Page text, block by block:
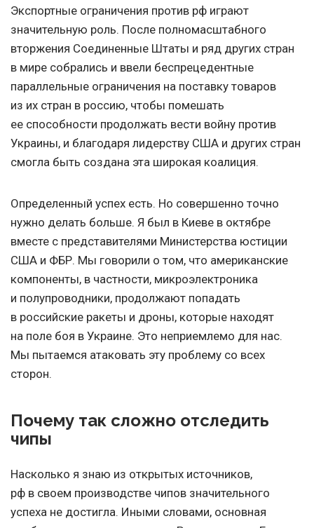
Экспортные ограничения против рф играют
значительную роль. После полномасштабного
вторжения Соединенные Штаты и ряд других стран
в мире собрались и ввели беспрецедентные
параллельные ограничения на поставку товаров
из их стран в россию, чтобы помешать
ее способности продолжать вести войну против
Украины, и благодаря лидерству США и других стран
смогла быть создана эта широкая коалиция.
Определенный успех есть. Но совершенно точно
нужно делать больше. Я был в Киеве в октябре
вместе с представителями Министерства юстиции
США и ФБР. Мы говорили о том, что американские
компоненты, в частности, микроэлектроника
и полупроводники, продолжают попадать
в российские ракеты и дроны, которые находят
на поле боя в Украине. Это неприемлемо для нас.
Мы пытаемся атаковать эту проблему со всех
сторон.
Почему так сложно отследить
чипы
Насколько я знаю из открытых источников,
рф в своем производстве чипов значительного
успеха не достигла. Иными словами, основная